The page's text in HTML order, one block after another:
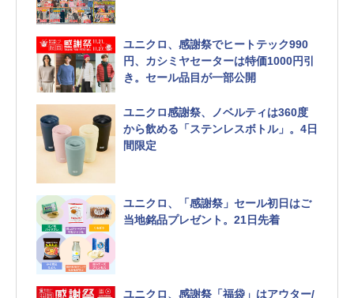
ユニクロ、感謝祭でヒートテック990
円、カシミヤセーターは特価1000円引
き。セール品目が一部公開
ユニクロ感謝祭、ノベルティは360度
から飲める「ステンレスボトル」。4日
間限定
ユニクロ、「感謝祭」セール初日はご
当地銘品プレゼント。21日先着
ユニクロ、感謝祭「福袋」はアウター/